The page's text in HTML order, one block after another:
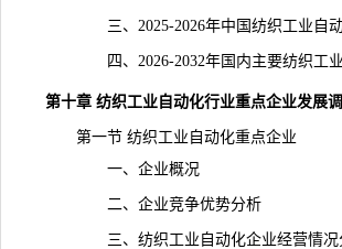
三、2025-2026年中国纺织工业自动
四、2026-2032年国内主要纺织工业
第十章 纺织工业自动化行业重点企业发展
第一节 纺织工业自动化重点企业
一、企业概况
二、企业竞争优势分析
三、纺织工业自动化企业经营情况